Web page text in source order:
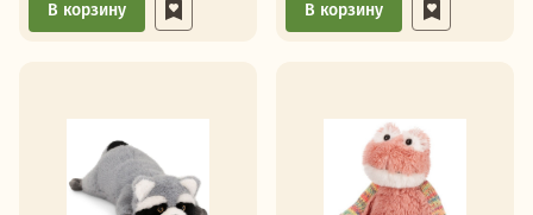
В корзину В корзину